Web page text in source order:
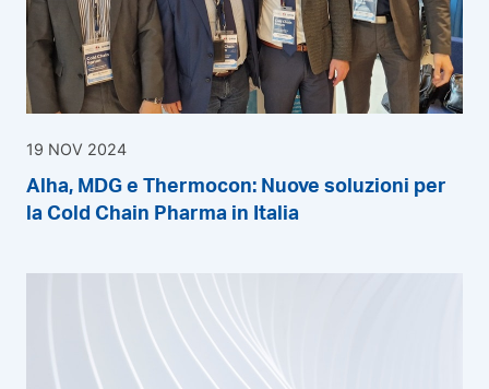
19 NOV 2024
Alha, MDG e Thermocon: Nuove soluzioni per
la Cold Chain Pharma in Italia